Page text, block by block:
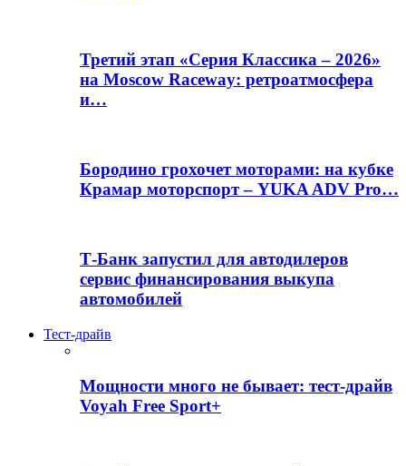
Третий этап «Серия Классика – 2026»
на Moscow Raceway: ретроатмосфера
и…
Бородино грохочет моторами: на кубке
Крамар моторспорт – YUKA ADV Pro…
Т-Банк запустил для автодилеров
сервис финансирования выкупа
автомобилей
Тест-драйв
Мощности много не бывает: тест-драйв
Voyah Free Sport+